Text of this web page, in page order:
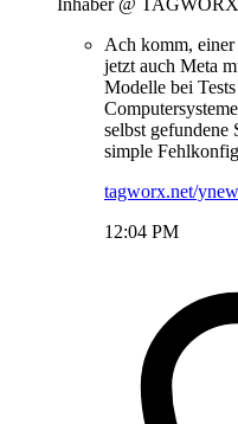
Ach komm,
jetzt auch Meta
Modelle bei
selbst gefundene
simple
tagworx.net/
12:04 PM